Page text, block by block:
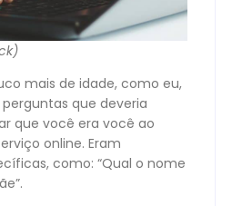
mais de idade, como eu,
que deveria
que você era você ao
online. Eram
como: “Qual o nome